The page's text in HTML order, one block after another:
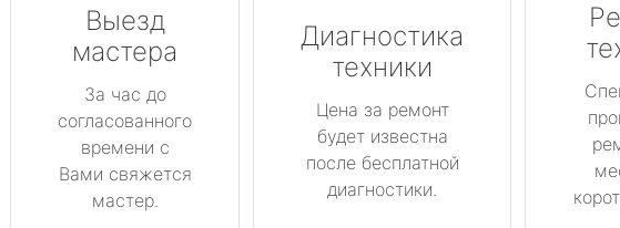
Выезд
мастера
За час до
согласованного
времени с
Вами свяжется
мастер.
Диагностика
техники
Цена за ремонт
будет известна
после бесплатной
диагностики.